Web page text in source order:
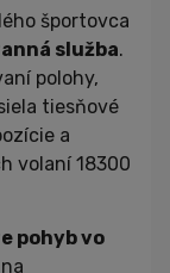
športovca
služba.
polohy,
tiesňové
a
volaní 18300
pohyb vo